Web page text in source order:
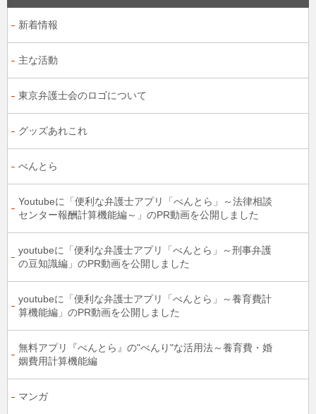
新着情報
主な活動
東京弁護士会のロゴについて
グッズあれこれ
べんとら
Youtubeに「便利な弁護士アプリ「べんとら」～法律相談
センター報酬計算機能編～」のPR動画を公開しました
youtubeに「便利な弁護士アプリ「べんとら」～刑事弁護
の豆知識編」のPR動画を公開しました
youtubeに「便利な弁護士アプリ「べんとら」～養育費計
算機能編」のPR動画を公開しました
無料アプリ『べんとら』の"べんり"な活用法～養育費・婚
姻費用計算機能編
マンガ